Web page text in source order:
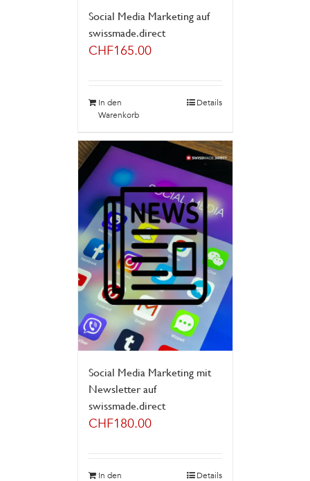
Social Media Marketing auf
swissmade.direct
CHF165.00
In den
Warenkorb
Details
Social Media Marketing mit
Newsletter auf
swissmade.direct
CHF180.00
In den
Details